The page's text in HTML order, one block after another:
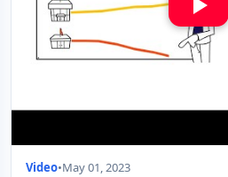
Video•May 01, 2023